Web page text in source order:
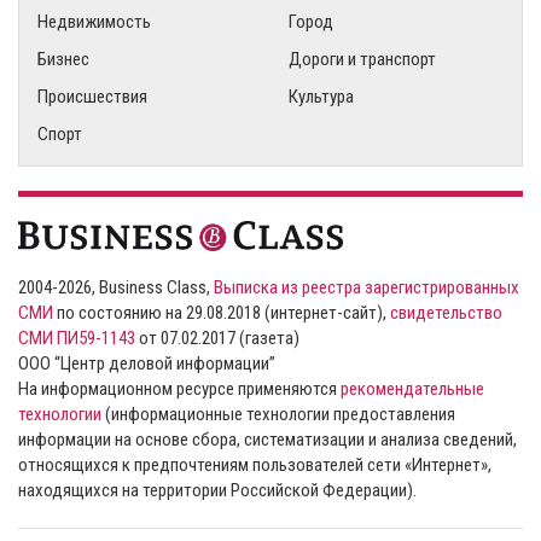
Недвижимость
Город
Бизнес
Дороги и транспорт
Происшествия
Культура
Спорт
2004-2026, Business Class, Выписка из реестра зарегистрированных
СМИ по состоянию на 29.08.2018 (интернет-сайт), свидетельство
СМИ ПИ59-1143 от 07.02.2017 (газета)
ООО “Центр деловой информации”
На информационном ресурсе применяются рекомендательные
технологии (информационные технологии предоставления
информации на основе сбора, систематизации и анализа сведений,
относящихся к предпочтениям пользователей сети «Интернет»,
находящихся на территории Российской Федерации).